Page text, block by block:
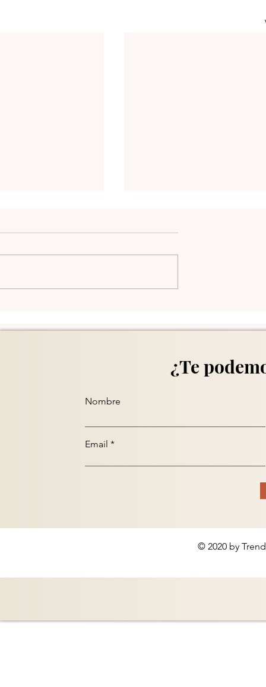
¿Te
Nombre
Email
© 2020 by